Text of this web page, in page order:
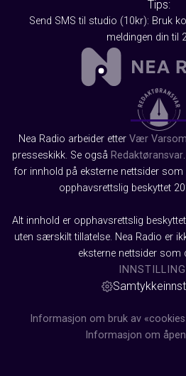
Tips:
Send SMS til studio (10kr): Bruk
meldingen din til
Nea Radio arbeider etter Vær
presseskikk. Se også Redaktøransvar
for innhold på eksterne nettsider som
opphavsrettslig beskyttet
Alt innhold er opphavsrettslig
uten særskilt tillatelse. Nea Radio er
eksterne nettsider som
Informasjon om bruk av
Informasjon om